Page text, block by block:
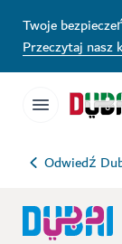
Twoje
Przeczytaj nasz
Odwiedź